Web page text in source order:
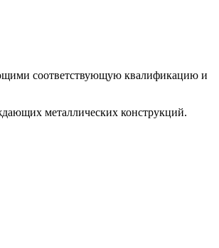
соответствующую квалификацию и
металлических конструкций.